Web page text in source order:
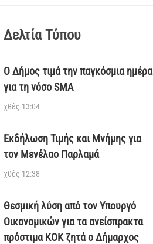
Δελτία Τύπου
Ο Δήμος τιμά την παγκόσμια ημέρα
για τη νόσο SMA
χθές 13:04
Εκδήλωση Τιμής και Μνήμης για
τον Μενέλαο Παρλαμά
χθές 12:38
Θεσμική λύση από τον Υπουργό
Οικονομικών για τα ανείσπρακτα
πρόστιμα ΚΟΚ ζητά ο Δήμαρχος